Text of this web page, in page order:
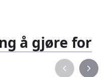
å gjøre for